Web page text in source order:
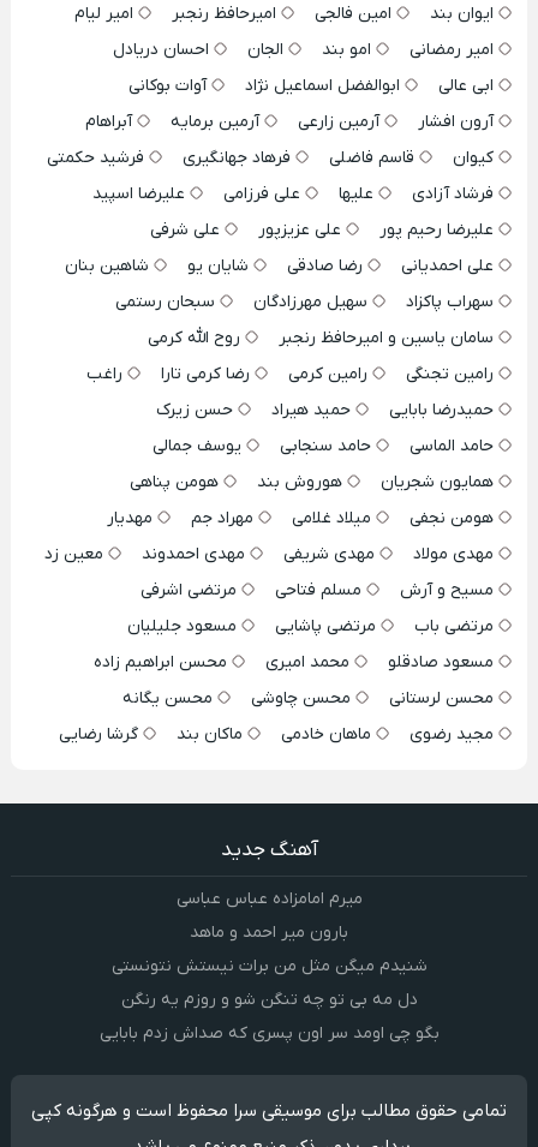
ایوان بند
امین فالجی امیرحافظ رنجبر
امیر لیام
امیر رمضانی
امو بند الجان
احسان دریادل
ابی عالی
ابوالفضل اسماعیل نژاد
آوات بوکانی
آرون افشار
آرمین زارعی آرمین برمایه
آبراهام
کیوان
قاسم فاضلی فرهاد جهانگیری
فرشید حکمتی
فرشاد آزادی
علیها علی فرزامی
علیرضا اسپید
علیرضا رحیم پور
علی عزیزپور
علی شرفی
علی احمدیانی
رضا صادقی شایان یو
شاهین بنان
سهراب پاکزاد
سهیل مهرزادگان
سبحان رستمی
سامان یاسین و امیرحافظ رنجبر
روح الله کرمی
رامین تجنگی
رامین کرمی رضا کرمی تارا
راغب
حمیدرضا بابایی
حمید هیراد
حسن زیرک
حامد الماسی
حامد سنجابی
یوسف جمالی
همایون شجریان
هوروش بند
هومن پناهی
هومن نجفی
میلاد غلامی مهراد جم
مهدیار
مهدی مولاد
مهدی شریفی مهدی احمدوند
معین زد
مسیح و آرش
مسلم فتاحی
مرتضی اشرفی
مرتضی باب
مرتضی پاشایی
مسعود جلیلیان
مسعود صادقلو
محمد امیری
محسن ابراهیم زاده
محسن لرستانی
محسن چاوشی
محسن یگانه
مجید رضوی
ماهان خادمی ماکان بند گرشا رضایی
آهنگ جدید
میرم امامزاده عباس عباسی
بارون میر احمد و ماهد
شنیدم میگن مثل من برات نیستش نتونستی
دل مه بی تو چه تنگن شو و روزم یه رنگن
بگو چی اومد سر اون پسری که صداش زدم بابایی
تمامی حقوق مطالب برای موسیقی سرا محفوظ است و هرگونه کپی